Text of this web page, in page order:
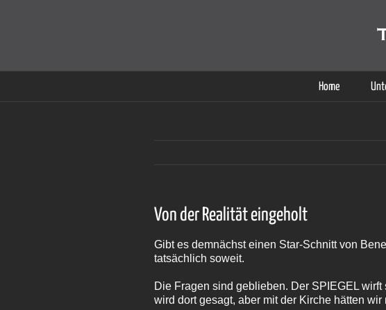
Home
Von der Realität eingeholt
Gibt es demnächst einen Star-Schnitt von
tatsächlich soweit.
Die Fragen sind geblieben. Der SPIEGEL
wird dort gesagt, aber mit der Kirche hätten
Cookies helfen auf auf dieser Seite bei der Bereitstellung der Dienste.